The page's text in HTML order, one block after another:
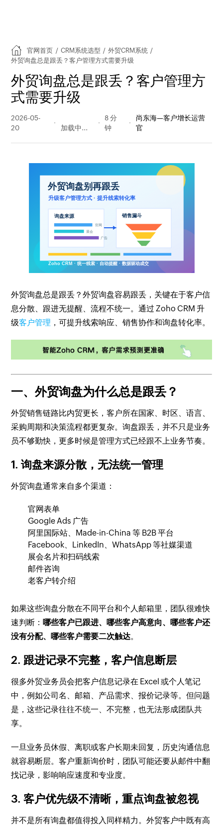
官网首页 / CRM系统选型 / 外贸CRM系统 /
外贸询盘总是跟丢？客户管理方式需要升级
外贸询盘总是跟丢？客户管理方
式需要升级
2026-05-
20
量
8 分
钟
尚东海—客户增长运营
官
外贸询盘总是跟丢？外贸询盘容易跟丢，关键在于客户信
息分散、跟进无提醒、流程不统一。通过 Zoho CRM 升
级客户管理 ，可提升线索响应、销售协作和询盘转化率。
一、外贸询盘为什么总是跟丢？
外贸销售链路比内贸更长，客户所在国家、时区、语言、
采购周期和决策流程都更复杂。询盘跟丢，并不只是业务
员不够勤快，更多时候是管理方式已经跟不上业务节奏。
1. 询盘来源分散，无法统一管理
外贸询盘通常来自多个渠道：
官网表单
Google Ads 广告
阿里国际站、Made-in-China 等 B2B 平台
Facebook、LinkedIn、WhatsApp 等社媒渠道
展会名片和扫码线索
邮件咨询
老客户转介绍
如果这些询盘分散在不同平台和个人邮箱里，团队很难快
速判断：哪些客户已跟进、哪些客户高意向、哪些客户还
没有分配、哪些客户需要二次触达。
2. 跟进记录不完整，客户信息断层
很多外贸业务员会把客户信息记录在 Excel 或个人笔记
中，例如公司名、邮箱、产品需求、报价记录等。但问题
是，这些记录往往不统一、不完整，也无法形成团队共
享。
一旦业务员休假、离职或客户长期未回复，历史沟通信息
就容易断层。客户重新询价时，团队可能还要从邮件中翻
找记录，影响响应速度和专业度。
3. 客户优先级不清晰，重点询盘被忽视
并不是所有询盘都值得投入同样精力。外贸客户中既有高